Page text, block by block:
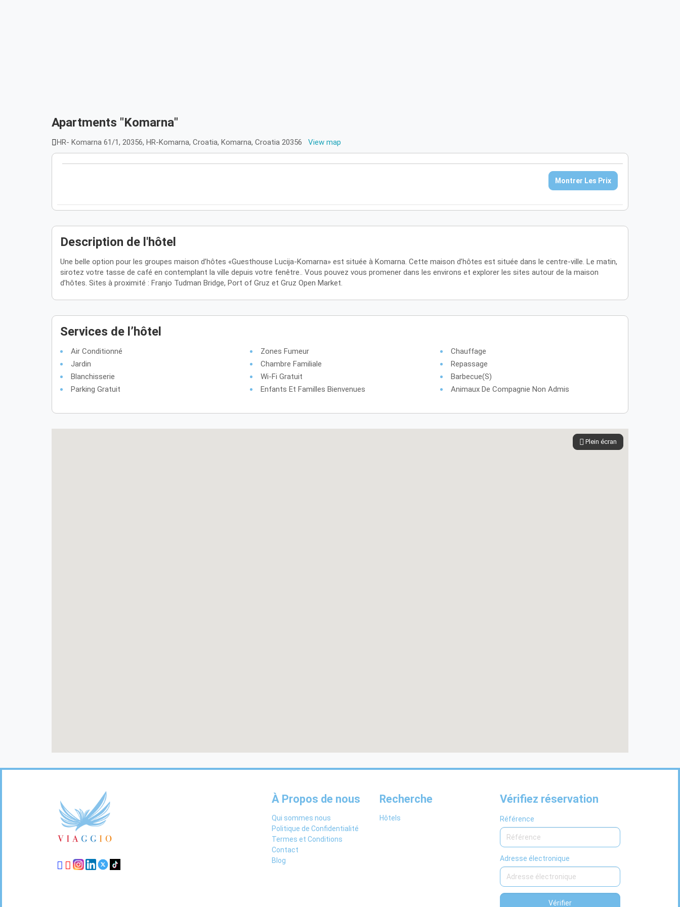
Apartments "Komarna"
HR- Komarna 61/1, 20356, HR-Komarna, Croatia, Komarna, Croatia 20356 View map
Montrer Les Prix
Description de l'hôtel
Une belle option pour les groupes maison d’hôtes «Guesthouse Lucija-Komarna» est située à Komarna. Cette maison d’hôtes est située dans le centre-ville. Le matin,
sirotez votre tasse de café en contemplant la ville depuis votre fenêtre.. Vous pouvez vous promener dans les environs et explorer les sites autour de la maison
d’hôtes. Sites à proximité : Franjo Tudman Bridge, Port of Gruz et Gruz Open Market.
Services de l’hôtel
Air Conditionné Zones Fumeur
Chauffage
Jardin
Chambre Familiale
Repassage
Blanchisserie
Wi-Fi Gratuit
Barbecue(s)
Parking Gratuit
Enfants Et Familles Bienvenues Animaux De Compagnie Non Admis
Plein écran
À Propos de nous
Qui sommes nous
Politique de Confidentialité
Termes et Conditions
Contact
Blog
Recherche
Hôtels
Vérifiez réservation
Référence
Adresse électronique
Vérifier